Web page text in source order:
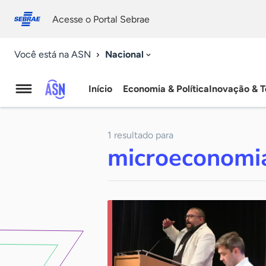
conosco
Acesse o Portal Sebrae
Você está na ASN Nacional
Agência
Notícias
Início Economia & PolíticaInovação &
1 resultado para